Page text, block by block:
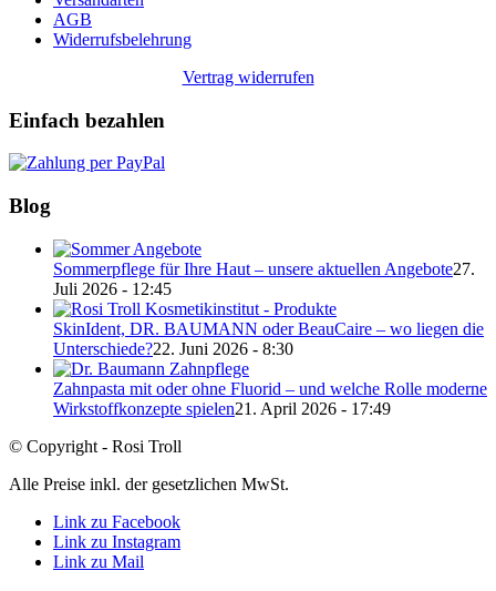
AGB
Widerrufsbelehrung
Vertrag widerrufen
Einfach bezahlen
Blog
Sommerpflege für Ihre Haut – unsere aktuellen Angebote27.
Juli 2026 - 12:45
SkinIdent, DR. BAUMANN oder BeauCaire – wo liegen die
Unterschiede?22. Juni 2026 - 8:30
Zahnpasta mit oder ohne Fluorid – und welche Rolle moderne
Wirkstoffkonzepte spielen21. April 2026 - 17:49
© Copyright - Rosi Troll
Alle Preise inkl. der gesetzlichen MwSt.
Link zu Facebook
Link zu Instagram
Link zu Mail